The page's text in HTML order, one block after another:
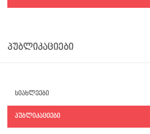
პუბლიკაციები
სიახლეები
პუბლიკაციები